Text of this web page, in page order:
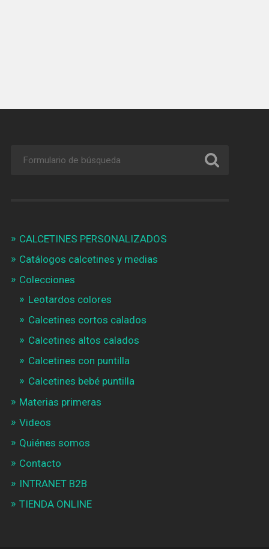
CALCETINES PERSONALIZADOS
Catálogos calcetines y medias
Colecciones
Leotardos colores
Calcetines cortos calados
Calcetines altos calados
Calcetines con puntilla
Calcetines bebé puntilla
Materias primeras
Videos
Quiénes somos
Contacto
INTRANET B2B
TIENDA ONLINE